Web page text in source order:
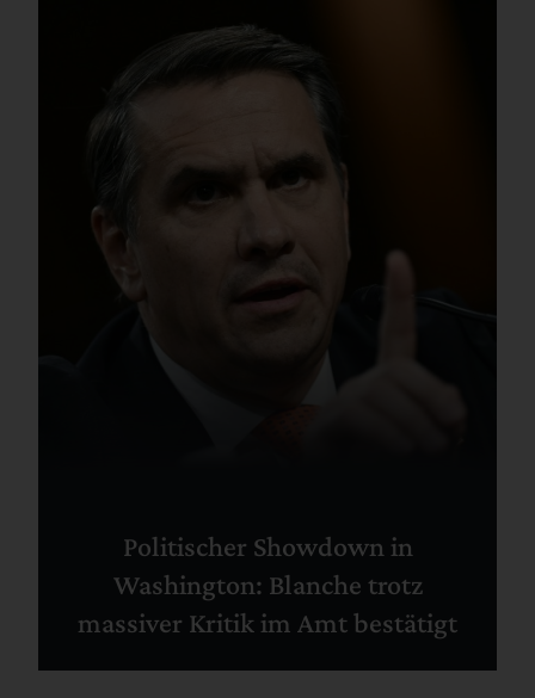
Politischer Showdown in
Washington: Blanche trotz
massiver Kritik im Amt bestätigt